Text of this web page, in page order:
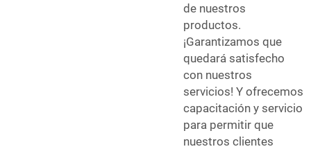
de nuestros
productos.
¡Garantizamos que
quedará satisfecho
con nuestros
servicios! Y ofrecemos
capacitación y servicio
para permitir que
nuestros clientes